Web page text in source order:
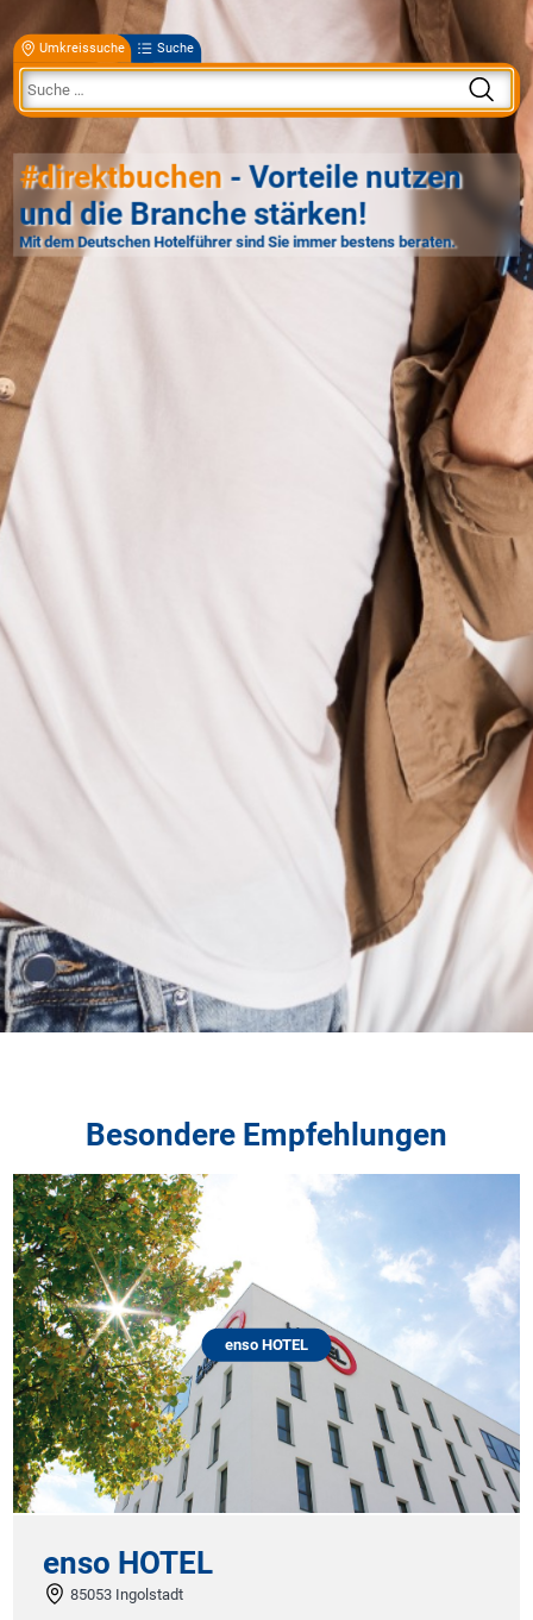
Umkreissuche Suche
#direktbuchen - Vorteile nutzen
und die Branche stärken!
Mit dem Deutschen Hotelführer sind Sie immer bestens beraten.
Besondere Empfehlungen
enso HOTEL
enso HOTEL
85053 Ingolstadt